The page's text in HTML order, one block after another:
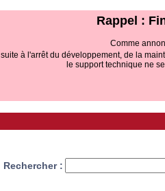
Rappel :
Comme
suite à l'arrêt du développement, de la
le support technique ne
Rechercher :